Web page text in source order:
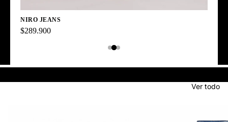
NIRO JEANS
$289.900
Ver todo